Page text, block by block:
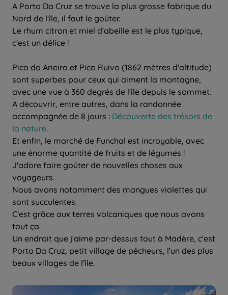
A Porto Da Cruz se trouve la plus grosse fabrique du
Nord de l'île, il faut le goûter.
Le rhum citron et miel d'abeille est le plus typique,
c'est un délice !
Pico do Arieiro et Pico Ruivo (1862 mètres d'altitude)
sont superbes pour ceux qui aiment la montagne,
avec une vue à 360 degrés de l'île depuis le sommet.
A découvrir, entre autres, dans la randonnée
accompagnée de 8 jours : Découverte des trésors de
la nature.
Et enfin, le marché de Funchal est incroyable, avec
une énorme quantité de fruits et de légumes !
J'adore faire goûter de nouvelles choses aux
voyageurs.
Nous avons notamment des mangues violettes qui
sont succulentes.
C'est grâce aux terres volcaniques que nous avons
tout ça.
Un endroit que j'aime par-dessus tout à Madère, c'est
Porto Da Cruz, petit village de pêcheurs, l'un des plus
beaux villages de l'île.